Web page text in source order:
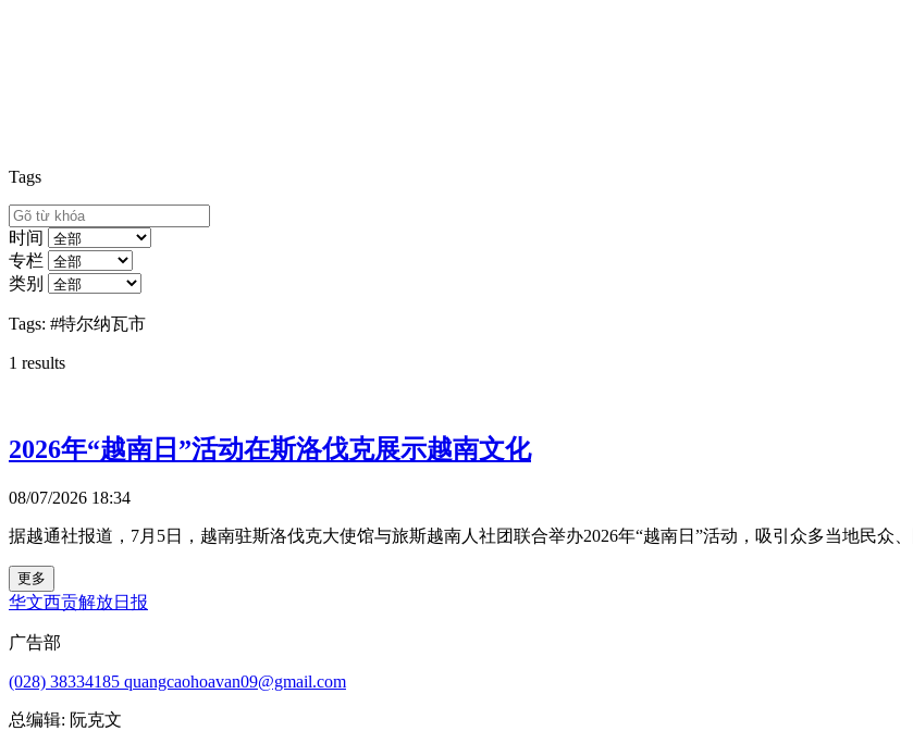
Tags
时间
专栏
类别
Tags: #特尔纳瓦市
1 results
2026年“越南日”活动在斯洛伐克展示越南文化
08/07/2026 18:34
据越通社报道，7月5日，越南驻斯洛伐克大使馆与旅斯越南人社团联合举办2026年“越南日”活动，吸引众多当地民众
更多
华文西贡解放日报
广告部
(028) 38334185 quangcaohoavan09@gmail.com
总编辑: 阮克文